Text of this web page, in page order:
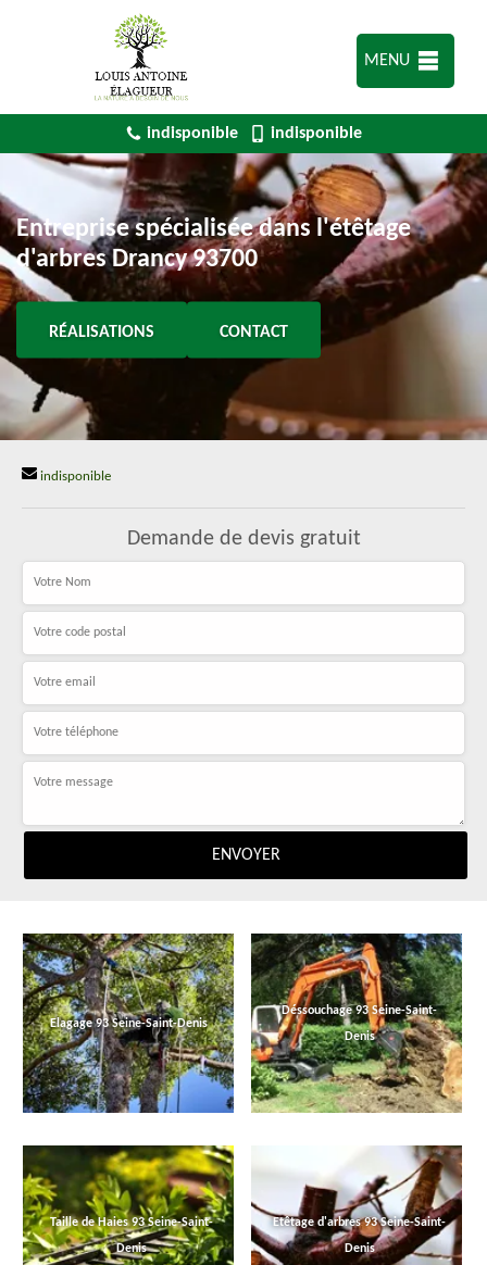
MENU
indisponible indisponible
Entreprise spécialisée dans l'étêtage
d'arbres Drancy 93700
RÉALISATIONS CONTACT
indisponible
Demande de devis gratuit
Elagage 93 Seine-Saint-Denis
Déssouchage 93 Seine-Saint-
Denis
Taille de Haies 93 Seine-Saint-
Denis
Etêtage d'arbres 93 Seine-Saint-
Denis